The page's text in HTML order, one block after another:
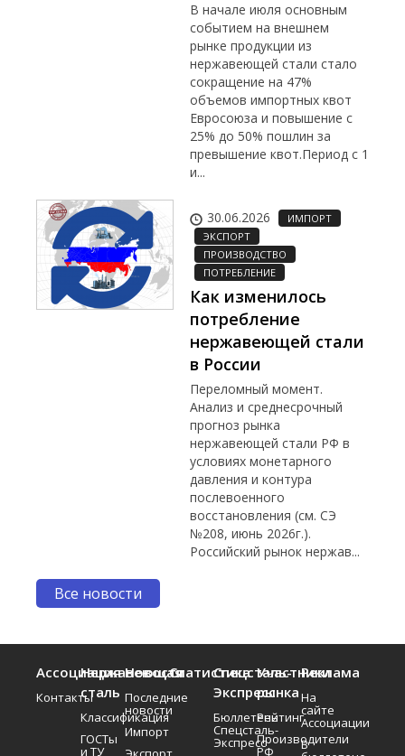
В начале июля основным
событием на внешнем
рынке продукции из
нержавеющей стали стало
сокращение на 47%
объемов импортных квот
Евросоюза и повышение с
25% до 50% пошлин за
превышение квот.Период с 1
и...
30.06.2026
ИМПОРТ
ЭКСПОРТ
ПРОИЗВОДСТВО
ПОТРЕБЛЕНИЕ
Как изменилось
потребление
нержавеющей стали
в России
Переломный момент.
Анализ и среднесрочный
прогноз рынка
нержавеющей стали РФ в
условиях монетарного
давления и контура
послевоенного
восстановления (см. СЭ
№208, июнь 2026г.).
Российский рынок нержав...
Все новости
Ассоциация
Контакты
Нержавеющая
сталь
Классификация
ГОСТы
и ТУ
Новости
Последние
новости
Импорт
СтатистикаСпецсталь-
Экспресс
Бюллетень
Спецсталь-
Экспресс
Участники
рынка
Рейтинг
Производители
РФ
Реклама
На
сайте
Ассоциации
В